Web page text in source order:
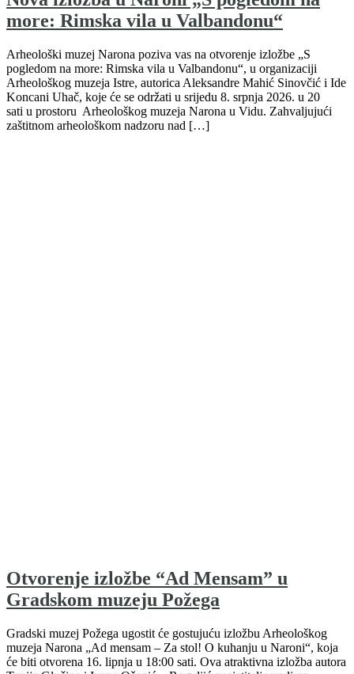
more: Rimska vila u Valbandonu“
Arheološki muzej Narona poziva vas na otvorenje izložbe „S
pogledom na more: Rimska vila u Valbandonu“, u organizaciji
Arheološkog muzeja Istre, autorica Aleksandre Mahić Sinovčić i Ide
Koncani Uhač, koje će se održati u srijedu 8. srpnja 2026. u 20
sati u prostoru Arheološkog muzeja Narona u Vidu. Zahvaljujući
zaštitnom arheološkom nadzoru nad […]
Otvorenje izložbe “Ad Mensam” u
Gradskom muzeju Požega
Gradski muzej Požega ugostit će gostujuću izložbu Arheološkog
muzeja Narona „Ad mensam – Za stol! O kuhanju u Naroni“, koja
će biti otvorena 16. lipnja u 18:00 sati. Ova atraktivna izložba autora